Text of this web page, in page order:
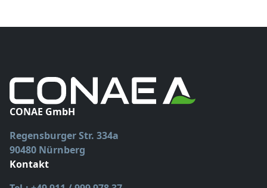
CONAE GmbH
Regensburger Str. 334a
90480 Nürnberg
Kontakt